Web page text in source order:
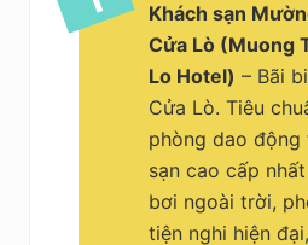
Khách sạn
Cửa Lò (Muong
Lo Hotel) – Bãi
Cửa Lò. Tiêu
phòng dao động
sạn cao cấp
bơi ngoài trời,
tiện nghi hiện